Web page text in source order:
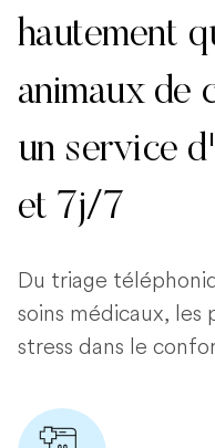
hautement
animaux de
un service
et 7j/7
Du triage
soins médicaux, les
stress dans le